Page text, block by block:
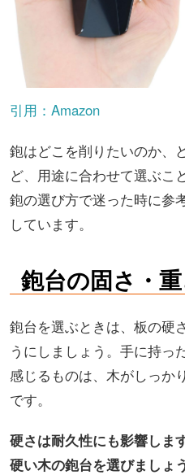
引用：Amazon
鉋はどこを削りたいのか、
ど、用途に合わせて選ぶこ
鉋の選び方で迷った時に参
しています。
鉋台の固さ・
鉋台を選ぶときは、板の硬
うにしましょう。手に持っ
感じるものは、木がしっか
です。
硬さは耐久性にも影響しま
硬い木の鉋台を選びましょう